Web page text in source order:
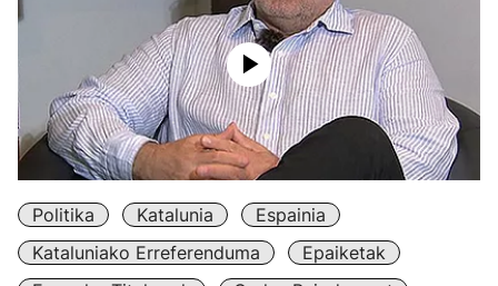
Politika Katalunia
Espainia
Kataluniako Erreferenduma
Epaiketak